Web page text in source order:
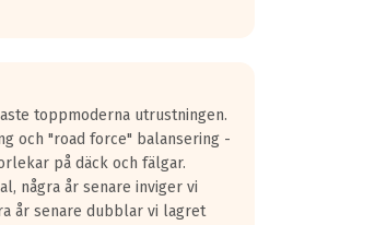
toppmoderna utrustningen.
och "road force" balansering -
på däck och fälgar.
några år senare inviger vi
år senare dubblar vi lagret